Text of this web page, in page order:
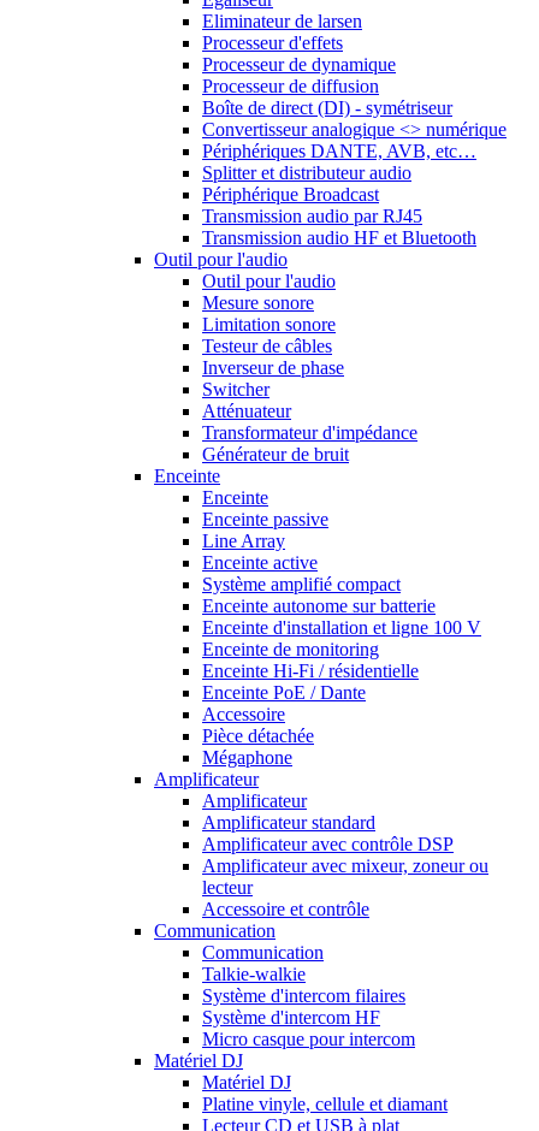
Eliminateur de larsen
Processeur d'effets
Processeur de dynamique
Processeur de diffusion
Boîte de direct (DI) - symétriseur
Convertisseur analogique <> numérique
Périphériques DANTE, AVB, etc…
Splitter et distributeur audio
Périphérique Broadcast
Transmission audio par RJ45
Transmission audio HF et Bluetooth
Outil pour l'audio
Outil pour l'audio
Mesure sonore
Limitation sonore
Testeur de câbles
Inverseur de phase
Switcher
Atténuateur
Transformateur d'impédance
Générateur de bruit
Enceinte
Enceinte
Enceinte passive
Line Array
Enceinte active
Système amplifié compact
Enceinte autonome sur batterie
Enceinte d'installation et ligne 100 V
Enceinte de monitoring
Enceinte Hi-Fi / résidentielle
Enceinte PoE / Dante
Accessoire
Pièce détachée
Mégaphone
Amplificateur
Amplificateur
Amplificateur standard
Amplificateur avec contrôle DSP
Amplificateur avec mixeur, zoneur ou
lecteur
Accessoire et contrôle
Communication
Communication
Talkie-walkie
Système d'intercom filaires
Système d'intercom HF
Micro casque pour intercom
Matériel DJ
Matériel DJ
Platine vinyle, cellule et diamant
Lecteur CD et USB à plat